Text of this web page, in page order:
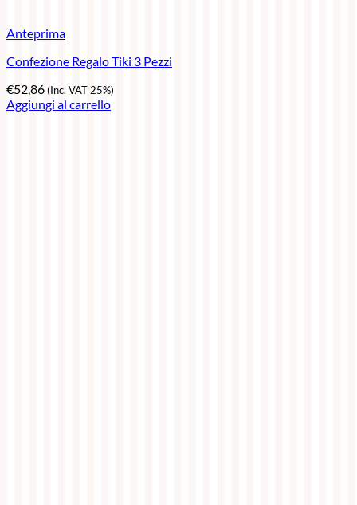
Anteprima
Confezione Regalo Tiki 3 Pezzi
€52,86(Inc. VAT 25%)
Aggiungi al carrello